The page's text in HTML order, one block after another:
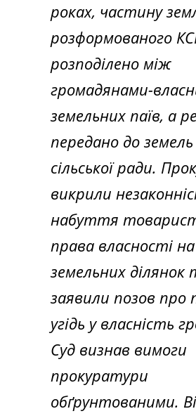
роках, частину
розформованого
розподілено між
громадянами-
земельних паїв, а
передано до земель
сільської ради.
викрили
набуття
права власності
земельних ділянок
заявили позов про
угідь у власність
Суд визнав вимоги
прокуратури
обґрунтованими.